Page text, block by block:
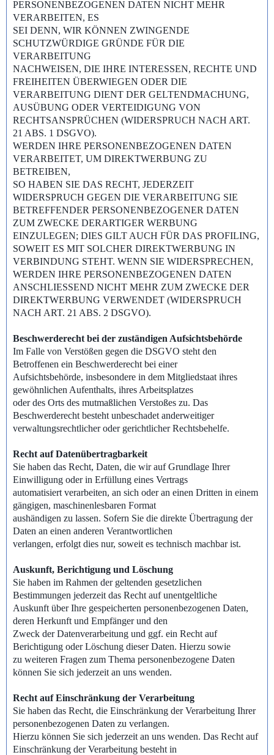
PERSONENBEZOGENEN DATEN NICHT MEHR
VERARBEITEN, ES
SEI DENN, WIR KÖNNEN ZWINGENDE
SCHUTZWÜRDIGE GRÜNDE FÜR DIE
VERARBEITUNG
NACHWEISEN, DIE IHRE INTERESSEN, RECHTE UND
FREIHEITEN ÜBERWIEGEN ODER DIE
VERARBEITUNG DIENT DER GELTENDMACHUNG,
AUSÜBUNG ODER VERTEIDIGUNG VON
RECHTSANSPRÜCHEN (WIDERSPRUCH NACH ART.
21 ABS. 1 DSGVO).
WERDEN IHRE PERSONENBEZOGENEN DATEN
VERARBEITET, UM DIREKTWERBUNG ZU
BETREIBEN,
SO HABEN SIE DAS RECHT, JEDERZEIT
WIDERSPRUCH GEGEN DIE VERARBEITUNG SIE
BETREFFENDER PERSONENBEZOGENER DATEN
ZUM ZWECKE DERARTIGER WERBUNG
EINZULEGEN; DIES GILT AUCH FÜR DAS PROFILING,
SOWEIT ES MIT SOLCHER DIREKTWERBUNG IN
VERBINDUNG STEHT. WENN SIE WIDERSPRECHEN,
WERDEN IHRE PERSONENBEZOGENEN DATEN
ANSCHLIESSEND NICHT MEHR ZUM ZWECKE DER
DIREKTWERBUNG VERWENDET (WIDERSPRUCH
NACH ART. 21 ABS. 2 DSGVO).
Beschwerderecht bei der zuständigen Aufsichtsbehörde
Im Falle von Verstößen gegen die DSGVO steht den
Betroffenen ein Beschwerderecht bei einer
Aufsichtsbehörde, insbesondere in dem Mitgliedstaat ihres
gewöhnlichen Aufenthalts, ihres Arbeitsplatzes
oder des Orts des mutmaßlichen Verstoßes zu. Das
Beschwerderecht besteht unbeschadet anderweitiger
verwaltungsrechtlicher oder gerichtlicher Rechtsbehelfe.
Recht auf Datenübertragbarkeit
Sie haben das Recht, Daten, die wir auf Grundlage Ihrer
Einwilligung oder in Erfüllung eines Vertrags
automatisiert verarbeiten, an sich oder an einen Dritten in einem
gängigen, maschinenlesbaren Format
aushändigen zu lassen. Sofern Sie die direkte Übertragung der
Daten an einen anderen Verantwortlichen
verlangen, erfolgt dies nur, soweit es technisch machbar ist.
Auskunft, Berichtigung und Löschung
Sie haben im Rahmen der geltenden gesetzlichen
Bestimmungen jederzeit das Recht auf unentgeltliche
Auskunft über Ihre gespeicherten personenbezogenen Daten,
deren Herkunft und Empfänger und den
Zweck der Datenverarbeitung und ggf. ein Recht auf
Berichtigung oder Löschung dieser Daten. Hierzu sowie
zu weiteren Fragen zum Thema personenbezogene Daten
können Sie sich jederzeit an uns wenden.
Recht auf Einschränkung der Verarbeitung
Sie haben das Recht, die Einschränkung der Verarbeitung Ihrer
personenbezogenen Daten zu verlangen.
Hierzu können Sie sich jederzeit an uns wenden. Das Recht auf
Einschränkung der Verarbeitung besteht in